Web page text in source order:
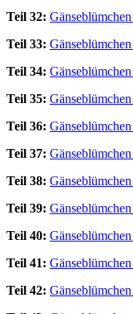
Teil 32:
Teil 33:
Teil 34:
Teil 35:
Teil 36:
Teil 37:
Teil 38:
Teil 39:
Teil 40:
Teil 41:
Teil 42: